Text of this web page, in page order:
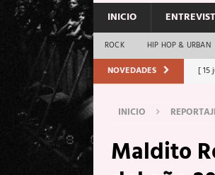
INICIO
ROCK HIP HOP & URBAN
NOVEDADES [ 15
[ 11
[ 1
INICIO
Maldito